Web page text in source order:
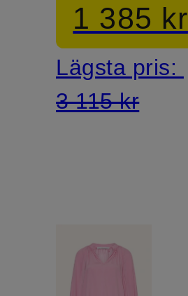
1 385 kr
Lägsta pris:
3 115 kr